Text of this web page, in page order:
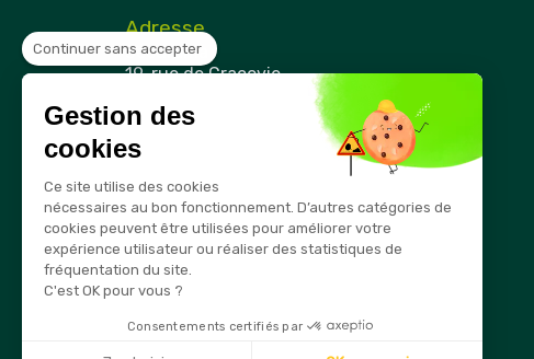
Adresse
Securama
19, rue de Cracovie
21850 Saint-Apollinaire
France
Téléphone
03 80 74 28 15
E-mail
info@securama.fr
Continuer sans accepter
Gestion des
cookies
Ce site utilise des cookies
nécessaires au bon fonctionnement. D’autres catégories de
cookies peuvent être utilisées pour améliorer votre
expérience utilisateur ou réaliser des statistiques de
fréquentation du site.
C'est OK pour vous ?
Consentements certifiés par